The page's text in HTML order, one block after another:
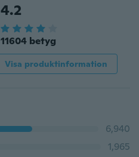
4.2
11604 betyg
Visa produktinformation
6,940
1,965